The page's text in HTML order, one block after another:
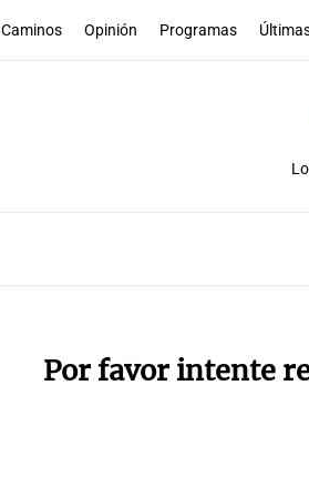
Caminos Opinión Programas
Por favor intente